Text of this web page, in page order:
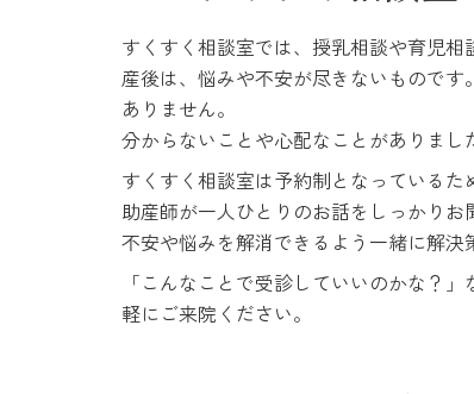
すくすく相談室では、授乳相談や育児
産後は、悩みや不安が尽きないもので
ありません。
分からないことや心配なことがありまし
すくすく相談室は予約制となっているた
助産師が一人ひとりのお話をしっかり
不安や悩みを解消できるよう一緒に解
「こんなことで受診していいのかな？
軽にご来院ください。